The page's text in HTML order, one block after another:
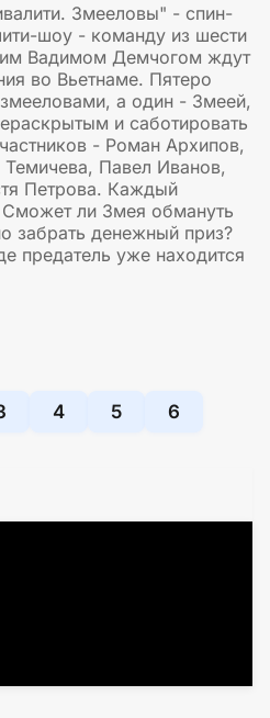
Змееловы" - спин-
шоу - команду из шести
Вадимом Демчогом ждут
во Вьетнаме. Пятеро
змееловами, а один - Змеей,
и саботировать
- Роман Архипов,
Павел Иванов,
Петрова. Каждый
ли Змея обмануть
забрать денежный приз?
предатель уже находится
4 5 6